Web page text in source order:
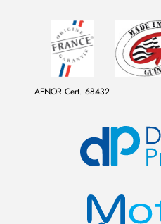
AFNOR Cert. 68432